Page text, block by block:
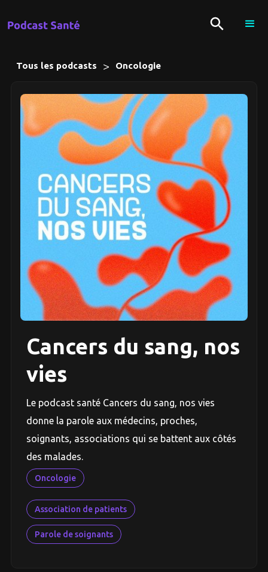
Tous les podcasts > Oncologie
Cancers du sang, nos
vies
Le podcast santé Cancers du sang, nos vies
donne la parole aux médecins, proches,
soignants, associations qui se battent aux côtés
des malades.
Oncologie
Association de patients
Parole de soignants